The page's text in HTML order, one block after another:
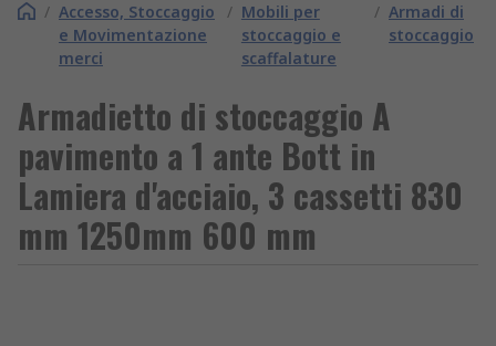
/ Accesso, Stoccaggio
e Movimentazione
merci
/ Mobili per
stoccaggio e
scaffalature
/ Armadi di
stoccaggio
Armadietto di stoccaggio A
pavimento a 1 ante Bott in
Lamiera d'acciaio, 3 cassetti 830
mm 1250mm 600 mm